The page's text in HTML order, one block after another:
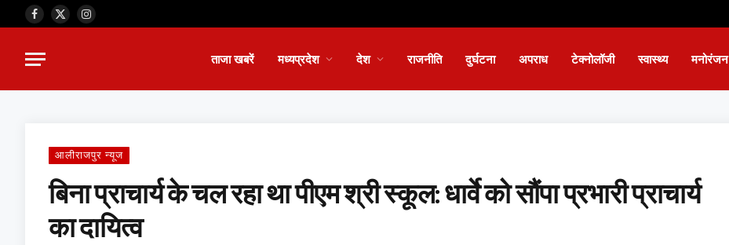
Facebook
X
Instagram
ताजा खबरें मध्यप्रदेश देश राजनीति दुर्घटना अपराध टेक्नोलॉजी स्वास्थ्य मनोरंजन
आलीराजपुर न्यूज
बिना प्राचार्य के चल रहा था पीएम श्री स्कूल: धार्वे को सौंपा प्रभारी प्राचार्य
का दायित्व